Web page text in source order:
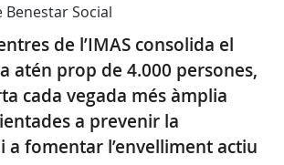
Social
de l’IMAS consolida el
atén prop de 4.000 persones,
cada vegada més àmplia
a prevenir la
a fomentar l’envelliment actiu